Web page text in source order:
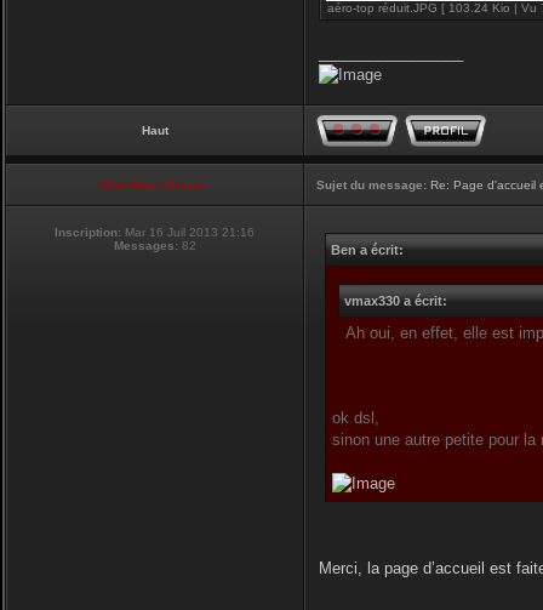
aéro-top réduit.JPG [ 103.24 Kio | Vu
Haut
Club Supra France Sujet du message: Re: Page d'accueil
Inscription: Mar 16 Juil 2013 21:16
Messages: 82 Ben a écrit:
vmax330 a écrit:
Ah oui, en effet, elle est
ok dsl,
sinon une autre petite pour
Merci, la page d’accueil est